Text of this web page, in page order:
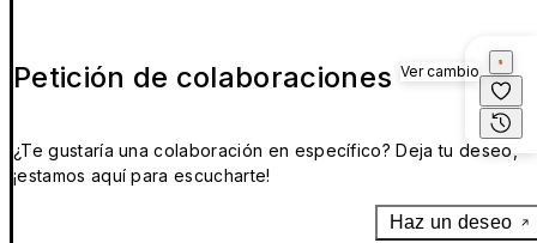
Ver cambio
Petición de colaboraciones
¿Te gustaría una colaboración en específico? Deja tu deseo,
¡estamos aquí para escucharte!
Haz un deseo